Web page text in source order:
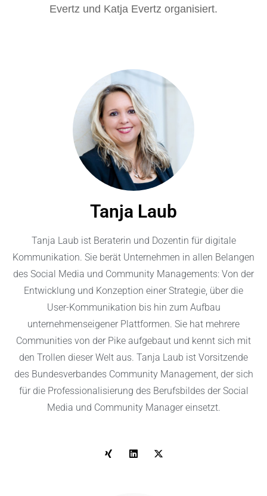
Evertz und Katja Evertz organisiert.
Tanja Laub
Tanja Laub ist Beraterin und Dozentin für digitale
Kommunikation. Sie berät Unternehmen in allen Belangen
des Social Media und Community Managements: Von der
Entwicklung und Konzeption einer Strategie, über die
User-Kommunikation bis hin zum Aufbau
unternehmenseigener Plattformen. Sie hat mehrere
Communities von der Pike aufgebaut und kennt sich mit
den Trollen dieser Welt aus. Tanja Laub ist Vorsitzende
des Bundesverbandes Community Management, der sich
für die Professionalisierung des Berufsbildes der Social
Media und Community Manager einsetzt.